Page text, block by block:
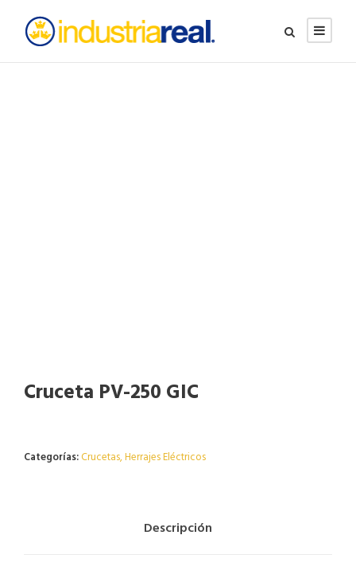
Cruceta PV-250 GIC
Categorías:Crucetas,Herrajes Eléctricos
Descripción